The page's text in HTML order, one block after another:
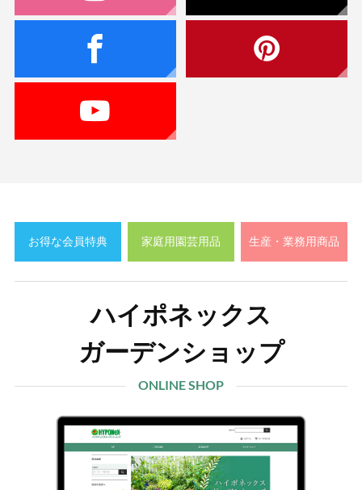
お得な会員特典 家庭用園芸用品 生産・業務用商品
ハイポネックス
ガーデンショップ
ONLINE SHOP